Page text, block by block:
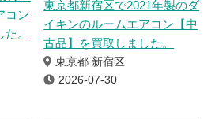
コン
。
東京都新宿区で2021年製のダ
イキンのルームエアコン【中
古品】を買取しました。
東京都 新宿区
2026-07-30